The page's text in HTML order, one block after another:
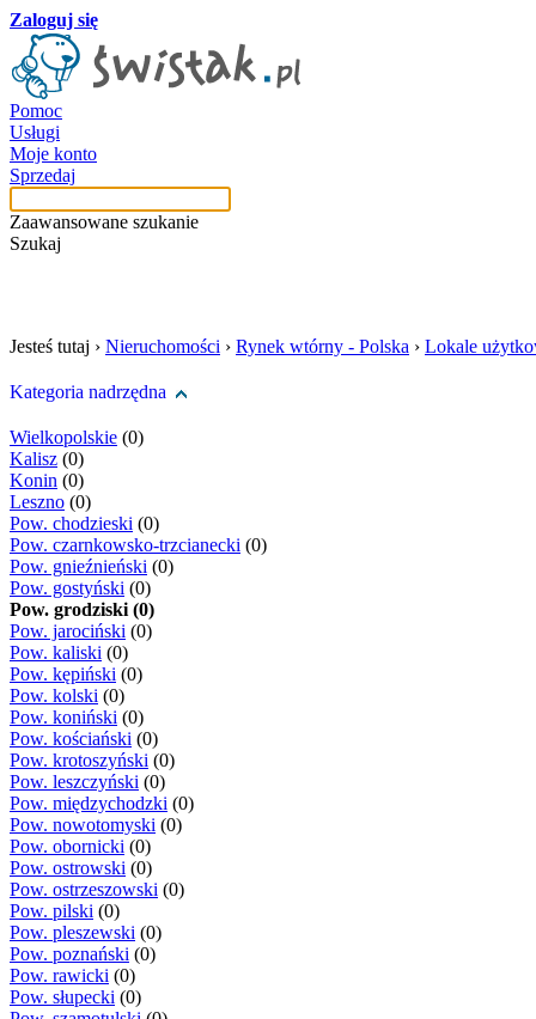
Zaloguj się
Pomoc
Usługi
Moje konto
Sprzedaj
Zaawansowane szukanie
Szukaj
Jesteś tutaj › Nieruchomości › Rynek wtórny - Polska › Lokale
Kategoria nadrzędna
Wielkopolskie (0)
Kalisz (0)
Konin (0)
Leszno (0)
Pow. chodzieski (0)
Pow. czarnkowsko-trzcianecki (0)
Pow. gnieźnieński (0)
Pow. gostyński (0)
Pow. grodziski (0)
Pow. jarociński (0)
Pow. kaliski (0)
Pow. kępiński (0)
Pow. kolski (0)
Pow. koniński (0)
Pow. kościański (0)
Pow. krotoszyński (0)
Pow. leszczyński (0)
Pow. międzychodzki (0)
Pow. nowotomyski (0)
Pow. obornicki (0)
Pow. ostrowski (0)
Pow. ostrzeszowski (0)
Pow. pilski (0)
Pow. pleszewski (0)
Pow. poznański (0)
Pow. rawicki (0)
Pow. słupecki (0)